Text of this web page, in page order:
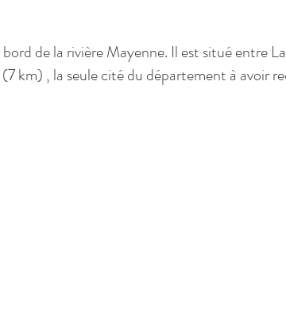
de la rivière Mayenne. Il est situé entre
km) , la seule cité du département à avoir